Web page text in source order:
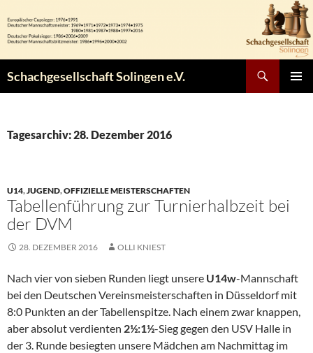
Inhalt
springen
Schachgesellschaft Solingen e.V.
Tagesarchiv: 28. Dezember 2016
U14,JUGEND,OFFIZIELLE MEISTERSCHAFTEN
Tabellenführung zur Turnierhalbzeit bei
der DVM
28. DEZEMBER 2016 OLLI KNIEST
Nach vier von sieben Runden liegt unsere U14w-Mannschaft
bei den Deutschen Vereinsmeisterschaften in Düsseldorf mit
8:0 Punkten an der Tabellenspitze. Nach einem zwar knappen,
aber absolut verdienten 2½:1½-Sieg gegen den USV Halle in
der 3. Runde besiegten unsere Mädchen am Nachmittag im